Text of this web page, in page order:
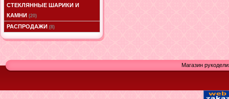
СТЕКЛЯННЫЕ ШАРИКИ И
КАМНИ (20)
РАСПРОДАЖИ (8)
Магазин